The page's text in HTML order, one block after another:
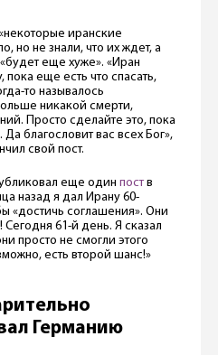
иранские
но не знали, что их ждет, а
еще хуже». «Иран
еще есть что спасать,
то называлось
никакой смерти,
Просто сделайте это, пока
благословит вас всех Бог»,
свой пост.
еще один поств
назад я дал Ирану 60-
«достичь соглашения». Они
61-й день. Я сказал
просто не смогли этого
есть второй шанс!»
Германию